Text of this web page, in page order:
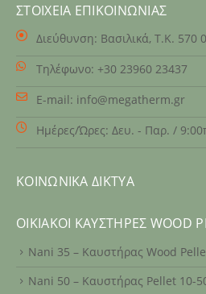
ΣΤΟΙΧΕΊΑ ΕΠΙΚΟΙΝΩΝΊΑΣ
Διεύθυνση: Βασιλικά, Τ.Κ. 570
Τηλέφωνο: +30 23960 23437
E-mail: info@megatherm.gr
Ημέρες/Ώρες: Δευ. - Παρ. /
ΚΟΙΝΩΝΙΚΆ ΔΊΚΤΥΑ
ΟΙΚΙΑΚΟΊ ΚΑΥΣΤΉΡΕΣ WOOD
Nani 35 – Καυστήρας Wood
Nani 50 – Καυστήρας Pellet 10-